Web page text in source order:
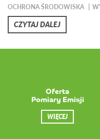
OCHRONA ŚRODOWISKA
CZYTAJ DALEJ
Oferta
Pomiary Emisji
WIĘCEJ